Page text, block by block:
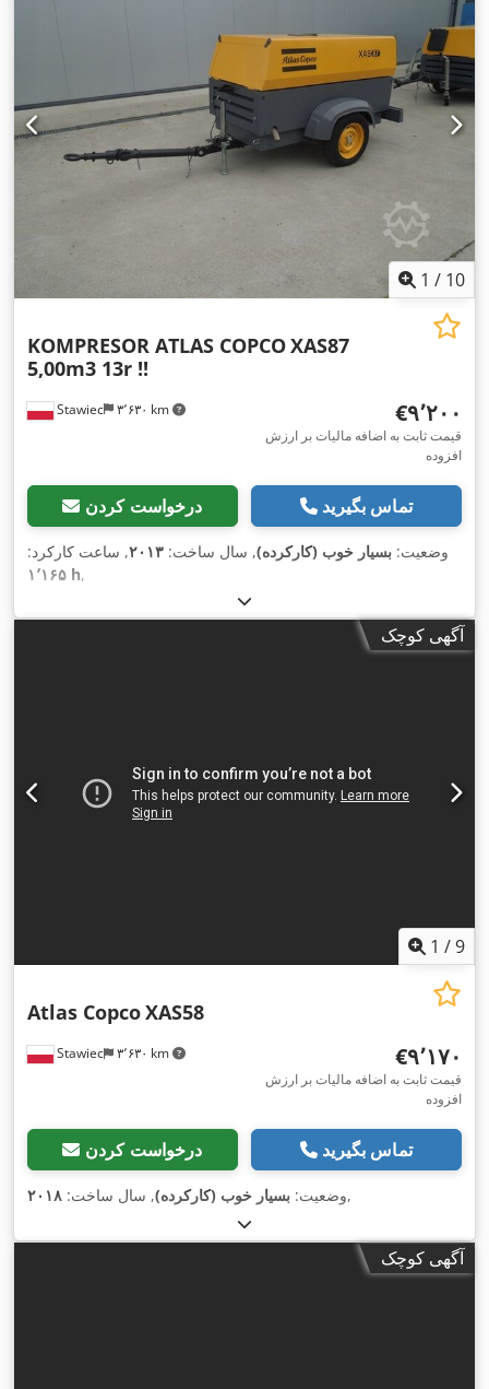
1 / 10
Stawiec ۳٬۶۳۰ km
KOMPRESOR ATLAS COPCOXAS87
5,00m3 13r !!
‎€۹٬۲۰۰
قیمت ثابت به اضافه مالیات بر ارزش
افزوده
درخواست کردن تماس بگیرید
وضعیت: بسیار خوب (کارکرده), سال ساخت: ۲۰۱۳, ساعت کارکرد:
۱٬۱۶۵ h,
آگهی کوچک
1 /9
Stawiec ۳٬۶۳۰ km
Atlas CopcoXAS58
‎€۹٬۱۷۰
قیمت ثابت به اضافه مالیات بر ارزش
افزوده
درخواست کردن تماس بگیرید
وضعیت: بسیار خوب (کارکرده), سال ساخت: ۲۰۱۸ ,
آگهی کوچک